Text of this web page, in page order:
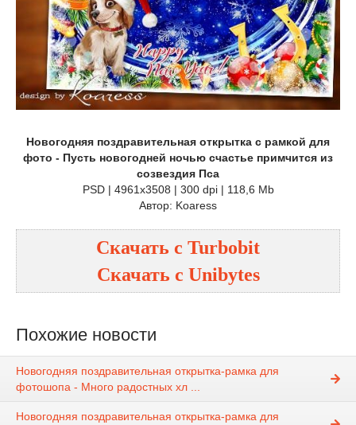
Новогодняя поздравительная открытка с рамкой для
фото - Пусть новогодней ночью счастье примчится из
созвездия Пса
PSD | 4961x3508 | 300 dpi | 118,6 Mb
Автор: Koaress
Скачать с Turbobit
Скачать с Unibytes
Похожие новости
Новогодняя поздравительная открытка-рамка для
фотошопа - Много радостных хл ...
Новогодняя поздравительная открытка-рамка для